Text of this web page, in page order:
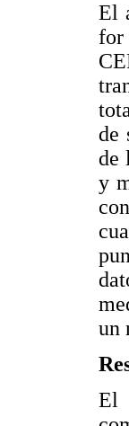
El
for
de
de
y
un
El